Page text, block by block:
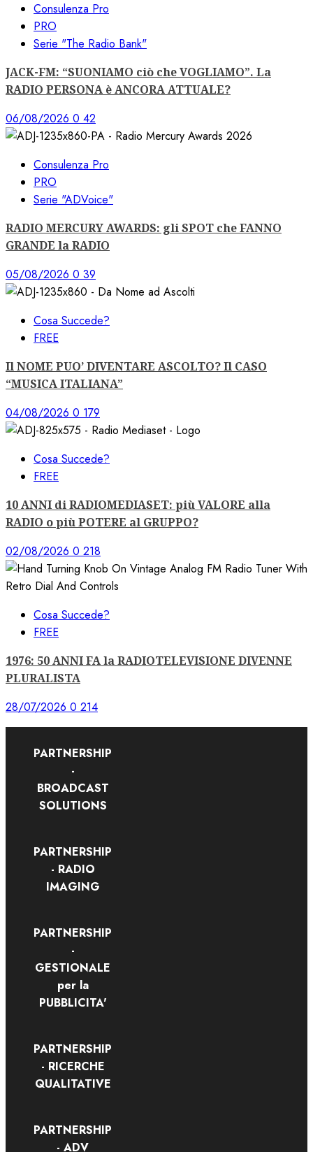
Consulenza Pro
PRO
Serie "The Radio Bank"
JACK-FM: “SUONIAMO ciò che VOGLIAMO”. La
RADIO PERSONA è ANCORA ATTUALE?
06/08/2026 0 42
Consulenza Pro
PRO
Serie "ADVoice"
RADIO MERCURY AWARDS: gli SPOT che FANNO
GRANDE la RADIO
05/08/2026 0 39
Cosa Succede?
FREE
Il NOME PUO’ DIVENTARE ASCOLTO? Il CASO
“MUSICA ITALIANA”
04/08/2026 0 179
Cosa Succede?
FREE
10 ANNI di RADIOMEDIASET: più VALORE alla
RADIO o più POTERE al GRUPPO?
02/08/2026 0 218
Cosa Succede?
FREE
1976: 50 ANNI FA la RADIOTELEVISIONE DIVENNE
PLURALISTA
28/07/2026 0 214
PARTNERSHIP
-
BROADCAST
SOLUTIONS
PARTNERSHIP
- RADIO
IMAGING
PARTNERSHIP
-
GESTIONALE
per la
PUBBLICITA'
PARTNERSHIP
- RICERCHE
QUALITATIVE
PARTNERSHIP
- ADV